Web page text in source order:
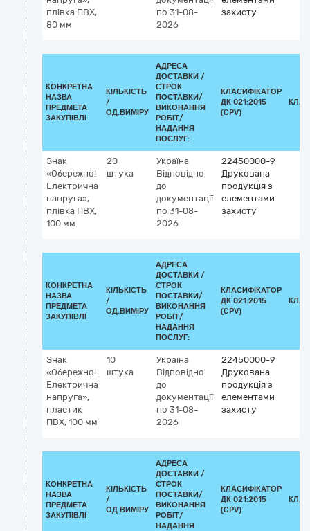
плівка ПВХ,
80 мм
по 31-08-
2026
захисту
КОНКРЕТНА
НАЗВА
ПРЕДМЕТА
ЗАКУПІВЛІ
КІЛЬКІСТЬ
/
ОД.ВИМІРУ
АДРЕСА
ДОСТАВКИ /
СТРОК
ПОСТАВКИ/
ВИКОНАННЯ
РОБІТ/
НАДАННЯ
ПОСЛУГ:
КЛАСИФІКАТОР
ДК 021:2015
(CPV)
Знак
«Обережно!
Електрична
напруга»,
плівка ПВХ,
100 мм
20
штука
Україна
Відповідно
до
документації
по 31-08-
2026
22450000-9
Друкована
продукція з
елементами
захисту
КОНКРЕТНА
НАЗВА
ПРЕДМЕТА
ЗАКУПІВЛІ
КІЛЬКІСТЬ
/
ОД.ВИМІРУ
АДРЕСА
ДОСТАВКИ /
СТРОК
ПОСТАВКИ/
ВИКОНАННЯ
РОБІТ/
НАДАННЯ
ПОСЛУГ:
КЛАСИФІКАТОР
ДК 021:2015
(CPV)
Знак
«Обережно!
Електрична
напруга»,
пластик
ПВХ, 100 мм
10
штука
Україна
Відповідно
до
документації
по 31-08-
2026
22450000-9
Друкована
продукція з
елементами
захисту
КОНКРЕТНА
НАЗВА
ПРЕДМЕТА
ЗАКУПІВЛІ
КІЛЬКІСТЬ
/
ОД.ВИМІРУ
АДРЕСА
ДОСТАВКИ /
СТРОК
ПОСТАВКИ/
ВИКОНАННЯ
РОБІТ/
НАДАННЯ
КЛАСИФІКАТОР
ДК 021:2015
(CPV)